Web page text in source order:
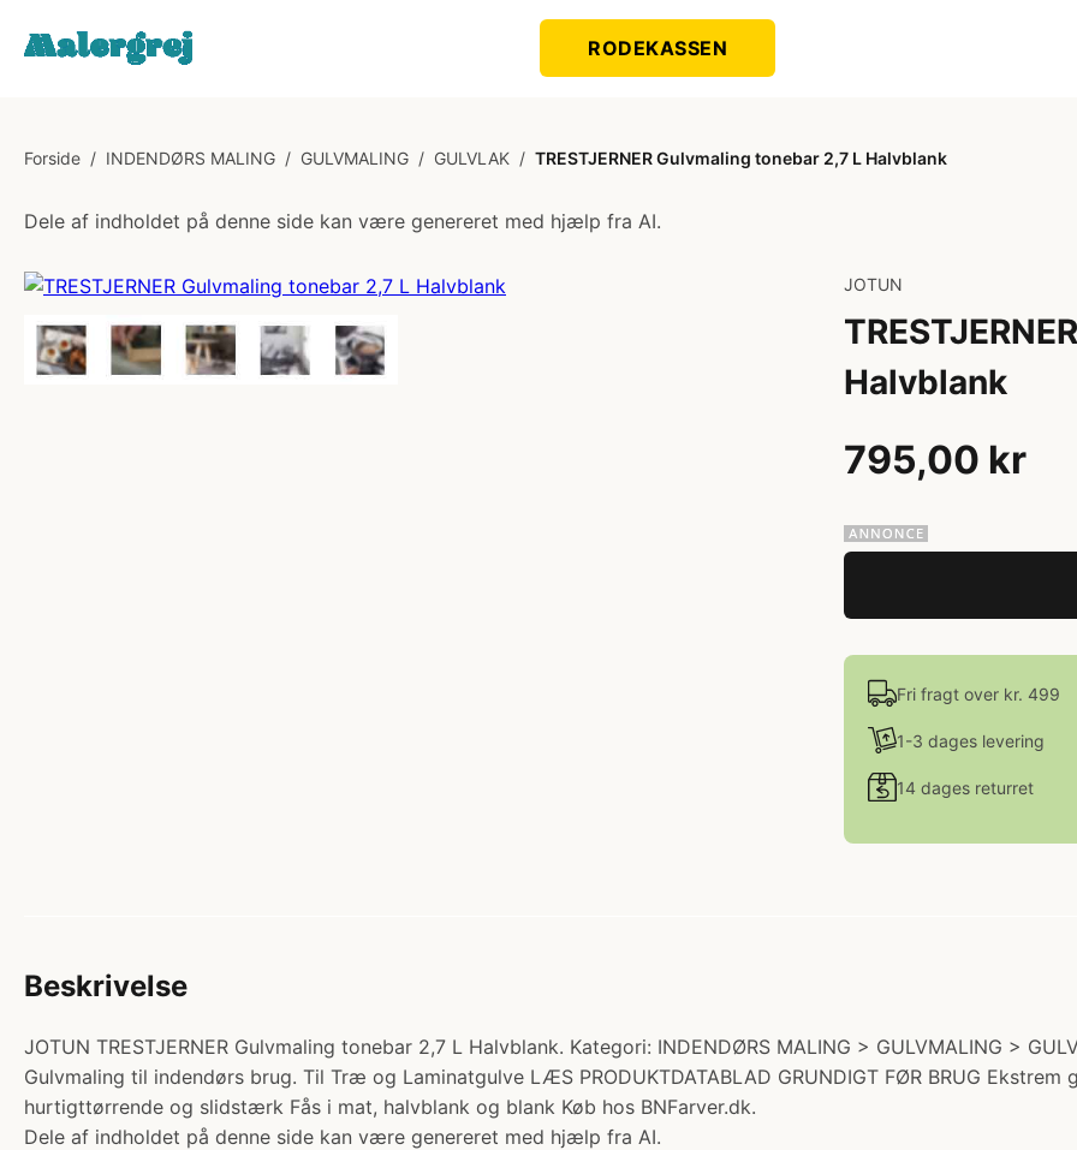
RODEKASSEN
Forside / INDENDØRS MALING / GULVMALING / GULVLAK / TRESTJERNER Gulvmaling tonebar 2,7 L Halvblank
Dele af indholdet på denne side kan være genereret med hjælp fra AI.
JOTUN
Halvblank
795,00 kr
Fri fragt over kr. 499
1-3 dages levering
14 dages returret
Beskrivelse
JOTUN TRESTJERNER Gulvmaling tonebar 2,7 L Halvblank. Kategori: INDENDØRS MALING > GULVMALING >
Gulvmaling til indendørs brug. Til Træ og Laminatgulve LÆS PRODUKTDATABLAD GRUNDIGT FØR BRUG
hurtigttørrende og slidstærk Fås i mat, halvblank og blank Køb hos BNFarver.dk.
Dele af indholdet på denne side kan være genereret med hjælp fra AI.